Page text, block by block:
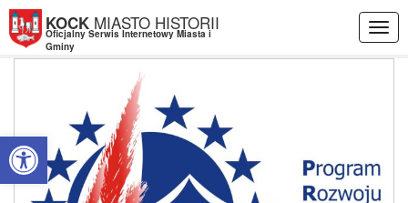
Otwórz pasek narzędzi
KOCK MIASTO HISTORII
Oficjalny Serwis Internetowy Miasta i
Gminy